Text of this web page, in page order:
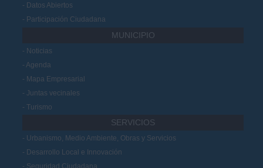
Datos Abiertos
Participación Ciudadana
MUNICIPIO
Noticias
Agenda
Mapa Empresarial
Juntas vecinales
Turismo
SERVICIOS
Urbanismo, Medio Ambiente, Obras y Servicios
Desarrollo Local e Innovación